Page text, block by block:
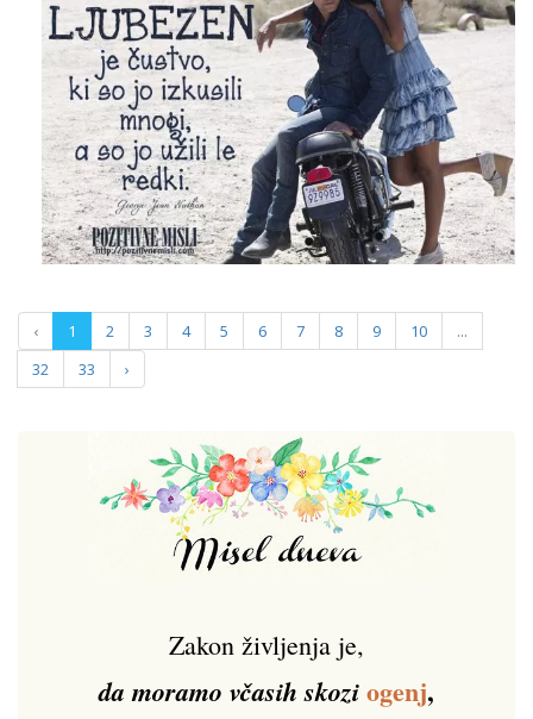
‹ 1 2 3 4 5 6 7 8 9 10
...
32
33 ›
Zakon življenja je,
da moramo včasih skoziogenj,